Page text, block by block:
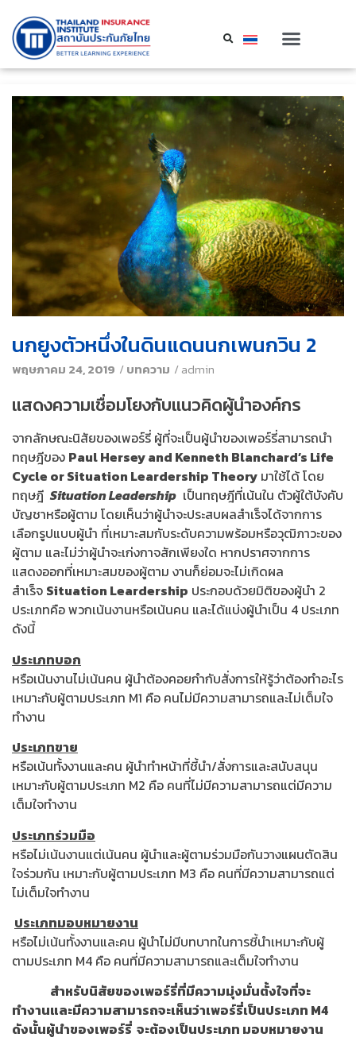
นกยูงตัวหนึ่งในดินแดนนกเพนกวิน 2
พฤษภาคม 24, 2019 /บทความ /admin
แสดงความเชื่อมโยงกับแนวคิดผู้นำองค์กร
จากลักษณะนิสัยของเพอร์รี่ ผู้ที่จะเป็นผู้นำของเพอร์รี่สามารถนำ
ทฤษฎีของ Paul Hersey and Kenneth Blanchard’s Life
Cycle or Situation Leardership Theory มาใช้ได้ โดย
ทฤษฎี Situation Leadership เป็นทฤษฎีที่เน้นใน ตัวผู้ใต้บังคับ
บัญชาหรือผู้ตาม โดยเห็นว่าผู้นำจะประสบผลสำเร็จได้จากการ
เลือกรูปแบบผู้นำ ที่เหมาะสมกับระดับความพร้อมหรือวุฒิภาวะของ
ผู้ตาม และไม่ว่าผู้นำจะเก่งกาจสักเพียงใด หากปราศจากการ
แสดงออกที่เหมาะสมของผู้ตาม งานก็ย่อมจะไม่เกิดผล
สำเร็จ Situation Leardership ประกอบด้วยมิติของผู้นำ 2
ประเภทคือ พวกเน้นงานหรือเน้นคน และได้แบ่งผู้นำเป็น 4 ประเภท
ดังนี้
ประเภทบอก
หรือเน้นงานไม่เน้นคน ผู้นำต้องคอยกำกับสั่งการให้รู้ว่าต้องทำอะไร
เหมาะกับผู้ตามประเภท M1 คือ คนไม่มีความสามารถและไม่เต็มใจ
ทำงาน
ประเภทขาย
หรือเน้นทั้งงานและคน ผู้นำทำหน้าที่ชี้นำ/สั่งการและสนับสนุน
เหมาะกับผู้ตามประเภท M2 คือ คนที่ไม่มีความสามารถแต่มีความ
เต็มใจทำงาน
ประเภทร่วมมือ
หรือไม่เน้นงานแต่เน้นคน ผู้นำและผู้ตามร่วมมือกันวางแผนตัดสิน
ใจร่วมกัน เหมาะกับผู้ตามประเภท M3 คือ คนที่มีความสามารถแต่
ไม่เต็มใจทำงาน
ประเภทมอบหมายงาน
หรือไม่เน้นทั้งงานและคน ผู้นำไม่มีบทบาทในการชี้นำเหมาะกับผู้
ตามประเภท M4 คือ คนที่มีความสามารถและเต็มใจทำงาน
สำหรับนิสัยของเพอร์รี่ที่มีความมุ่งมั่นตั้งใจที่จะ
ทำงานและมีความสามารถจะเห็นว่าเพอร์รี่เป็นประเภท M4
ดังนั้นผู้นำของเพอร์รี่ จะต้องเป็นประเภท มอบหมายงาน